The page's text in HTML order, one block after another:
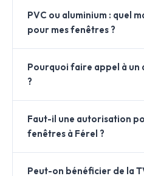
PVC ou aluminium : quel
pour mes fenêtres ?
Pourquoi faire appel à un
?
Faut-il une autorisation
fenêtres à Férel ?
Peut-on bénéficier de la